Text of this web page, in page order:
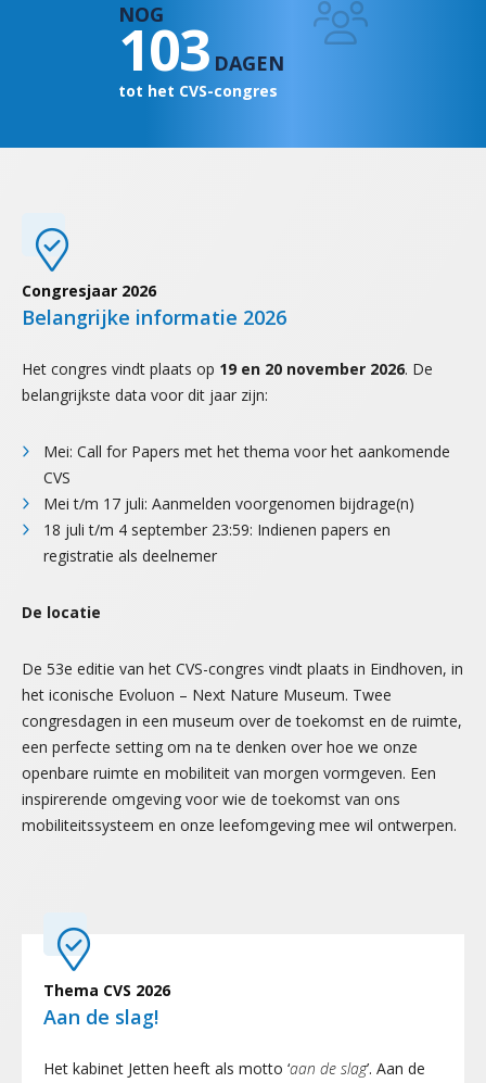
NOG
103 DAGEN
tot het CVS-congres
Congresjaar 2026
Belangrijke informatie 2026
Het congres vindt plaats op 19 en 20 november 2026. De
belangrijkste data voor dit jaar zijn:
Mei: Call for Papers met het thema voor het aankomende
CVS
Mei t/m 17 juli: Aanmelden voorgenomen bijdrage(n)
18 juli t/m 4 september 23:59: Indienen papers en
registratie als deelnemer
De locatie
De 53e editie van het CVS-congres vindt plaats in Eindhoven, in
het iconische Evoluon – Next Nature Museum. Twee
congresdagen in een museum over de toekomst en de ruimte,
een perfecte setting om na te denken over hoe we onze
openbare ruimte en mobiliteit van morgen vormgeven. Een
inspirerende omgeving voor wie de toekomst van ons
mobiliteitssysteem en onze leefomgeving mee wil ontwerpen.
Thema CVS 2026
Aan de slag!
Het kabinet Jetten heeft als motto ‘aan de slag’. Aan de